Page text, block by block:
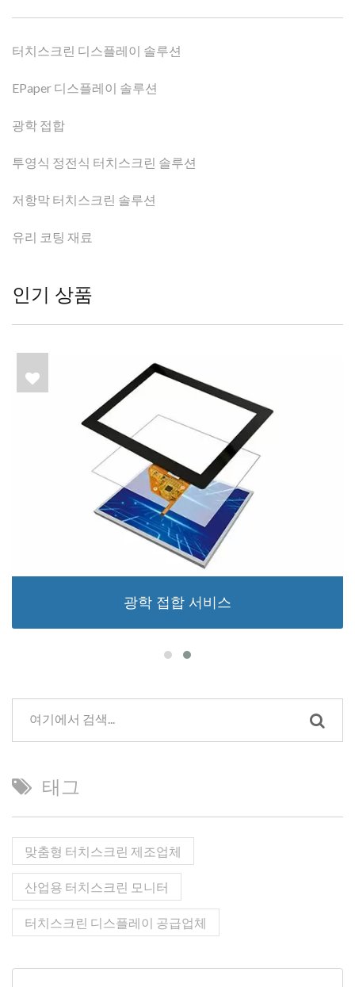
터치스크린 디스플레이 솔루션
EPaper 디스플레이 솔루션
광학 접합
투영식 정전식 터치스크린 솔루션
저항막 터치스크린 솔루션
유리 코팅 재료
인기 상품
광학 접합 서비스
태그
맞춤형 터치스크린 제조업체
산업용 터치스크린 모니터
터치스크린 디스플레이 공급업체